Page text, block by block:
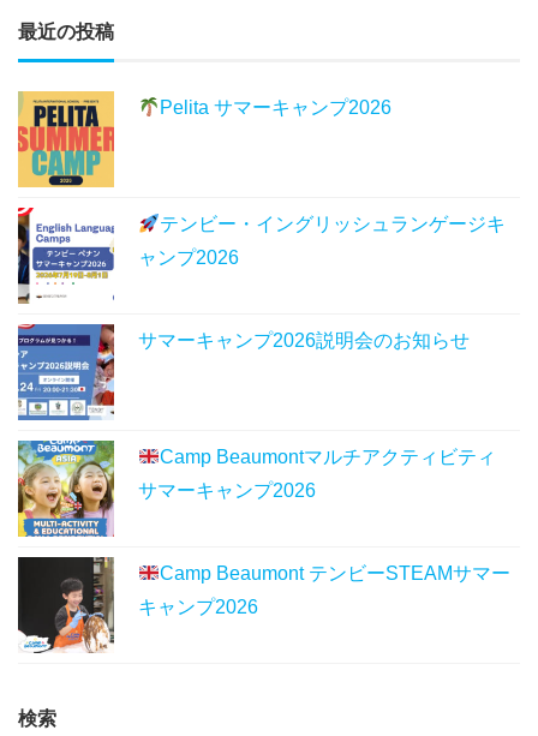
最近の投稿
Pelita サマーキャンプ2026
テンビー・イングリッシュランゲージキ
ャンプ2026
サマーキャンプ2026説明会のお知らせ
Camp Beaumontマルチアクティビティ
サマーキャンプ2026
Camp Beaumont テンビーSTEAMサマー
キャンプ2026
検索